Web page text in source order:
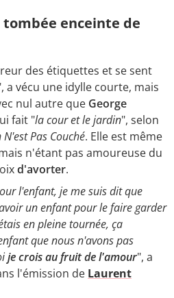
enceinte de
des étiquettes et se sent
a vécu une idylle courte, mais
nul autre que George
fait "la cour et le jardin", selon
N'est Pas Couché. Elle est même
n'étant pas amoureuse du
d'avorter.
l'enfant, je me suis dit que
un enfant pour le faire garder
en pleine tournée, ça
que nous n'avons pas
je crois au fruit de l'amour", a
l'émission de Laurent